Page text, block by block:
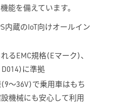
能を備えています。
内蔵のIoT向けオールイン
るEMC規格(Eマーク)、
に準拠
～36V)で乗用車はもち
機械にも安心して利用